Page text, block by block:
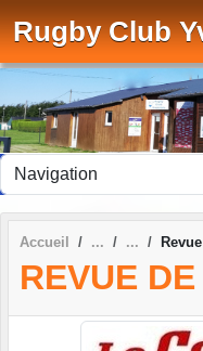
Rugby Club
Accueil
REVUE